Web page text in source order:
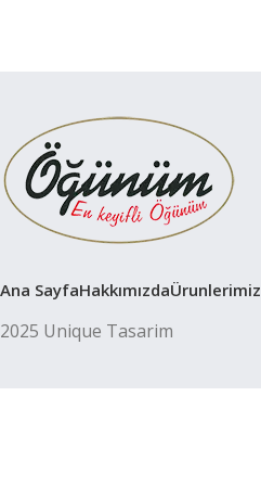
Ana SayfaHakkımızdaÜrunlerimiz
2025 Unique Tasarim